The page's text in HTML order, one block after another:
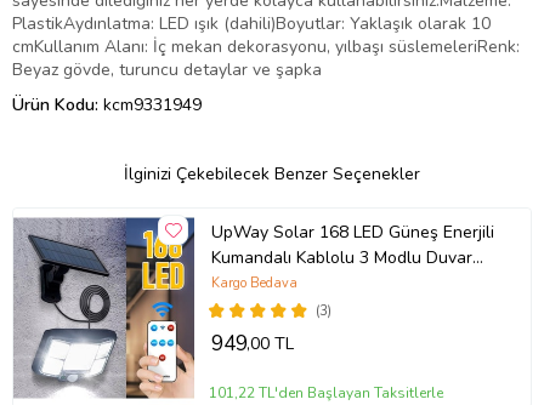
PlastikAydınlatma: LED ışık (dahili)Boyutlar: Yaklaşık olarak 10
cmKullanım Alanı: İç mekan dekorasyonu, yılbaşı süslemeleriRenk:
Beyaz gövde, turuncu detaylar ve şapka
Ürün Kodu: kcm9331949
İlginizi Çekebilecek Benzer Seçenekler
UpWay Solar 168 LED Güneş Enerjili
Kumandalı Kablolu 3 Modlu Duvar
Lambası
(3)
Kargo Bedava
949,00 TL
101,22 TL'den Başlayan Taksitlerle